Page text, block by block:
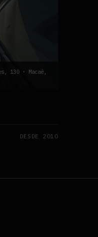
130 · Macaé,
DESDE 2010